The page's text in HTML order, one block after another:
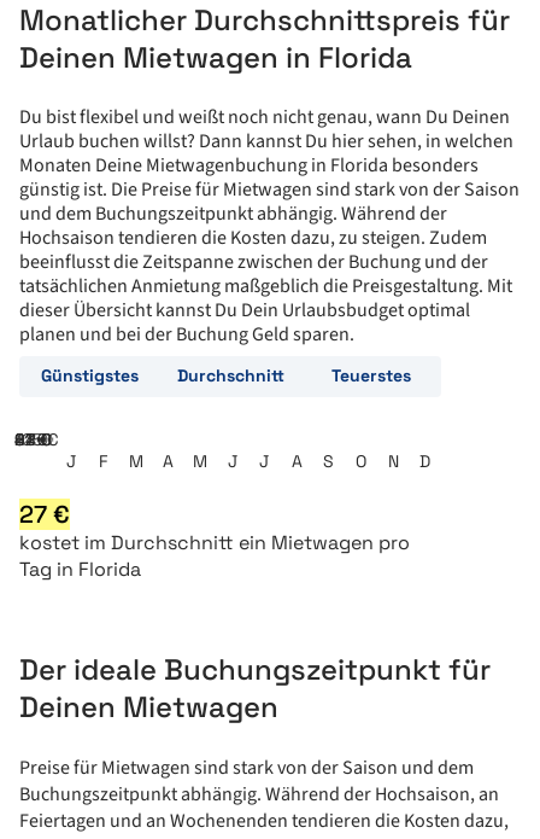
Monatlicher Durchschnittspreis für
Deinen Mietwagen in Florida
Du bist flexibel und weißt noch nicht genau, wann Du Deinen
Urlaub buchen willst? Dann kannst Du hier sehen, in welchen
Monaten Deine Mietwagenbuchung in Florida besonders
günstig ist. Die Preise für Mietwagen sind stark von der Saison
und dem Buchungszeitpunkt abhängig. Während der
Hochsaison tendieren die Kosten dazu, zu steigen. Zudem
beeinflusst die Zeitspanne zwischen der Buchung und der
tatsächlichen Anmietung maßgeblich die Preisgestaltung. Mit
dieser Übersicht kannst Du Dein Urlaubsbudget optimal
planen und bei der Buchung Geld sparen.
Günstigstes Durchschnitt Teuerstes
21 €
42 €
63 €
84 €
105 €
J
F M A M J J A S O N D
27€
kostet im Durchschnitt ein Mietwagen pro
Tag in Florida
Der ideale Buchungszeitpunkt für
Deinen Mietwagen
Preise für Mietwagen sind stark von der Saison und dem
Buchungszeitpunkt abhängig. Während der Hochsaison, an
Feiertagen und an Wochenenden tendieren die Kosten dazu,